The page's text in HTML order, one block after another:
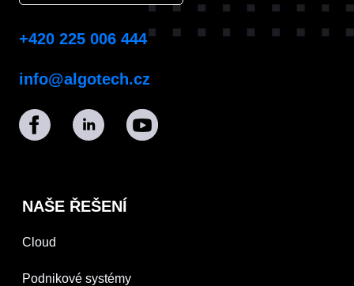
+420 225 006 444
info@algotech.cz
NAŠE ŘEŠENÍ
Cloud
Podnikové systémy